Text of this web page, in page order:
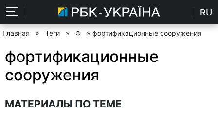
RU
Главная » Теги » Ф » фортификационные сооружения
фортификационные
сооружения
МАТЕРИАЛЫ ПО ТЕМЕ